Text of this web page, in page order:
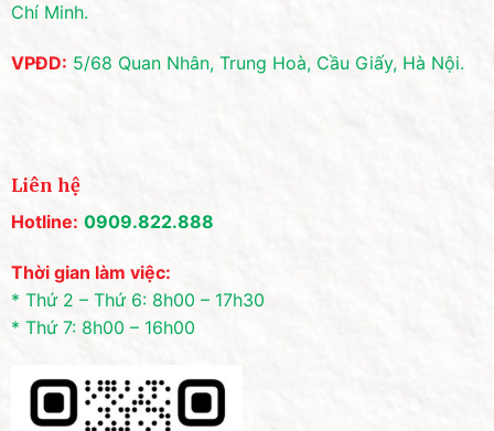
Chí Minh.
VPĐD: 5/68 Quan Nhân, Trung Hoà, Cầu Giấy, Hà Nội.
Liên hệ
Hotline: 0909.822.888
Thời gian làm việc:
* Thứ 2 – Thứ 6: 8h00 – 17h30
* Thứ 7: 8h00 – 16h00